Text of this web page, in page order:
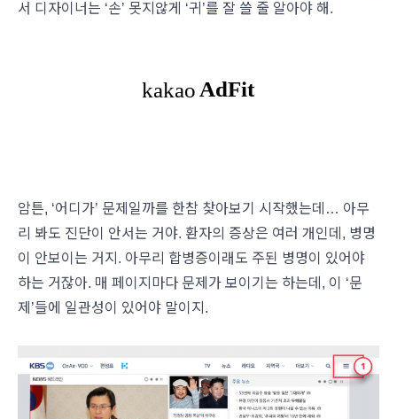
서 디자이너는 ‘손’ 못지않게 ‘귀’를 잘 쓸 줄 알아야 해.
암튼, ‘어디가’ 문제일까를 한참 찾아보기 시작했는데… 아무
리 봐도 진단이 안서는 거야. 환자의 증상은 여러 개인데, 병명
이 안보이는 거지. 아무리 합병증이래도 주된 병명이 있어야
하는 거잖아. 매 페이지마다 문제가 보이기는 하는데, 이 ‘문
제’들에 일관성이 있어야 말이지.